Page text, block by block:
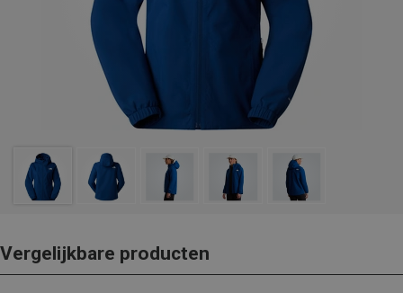
Vergelijkbare producten